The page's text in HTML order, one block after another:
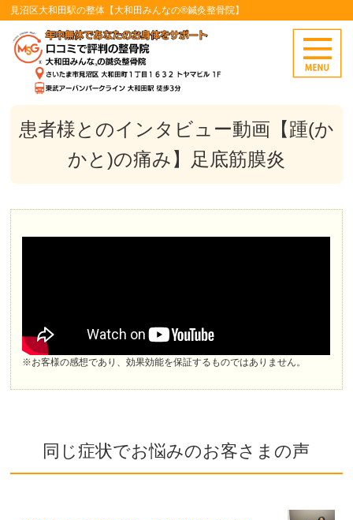
見沼区大和田駅の整体【大和田みんなの®鍼灸整骨院】
患者様とのインタビュー動画【踵(か
かと)の痛み】足底筋膜炎
※お客様の感想であり、効果効能を保証するものではありません。
同じ症状でお悩みのお客さまの声